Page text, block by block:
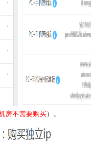
房不需要购买）。